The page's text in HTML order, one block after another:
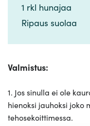
1 rkl hunajaa​​​​‌ ‍ ​‍​‍‌‍ ‌ ​‍‌‍‍‌‌‍‌ ‌‍‍‌‌‍ ‍​‍​‍​ ‍‍​‍​‍‌ ​ ‌‍​‌‌‍ ‍‌‍‍‌‌ ‌​‌ ‍‌​‍ ‍‌‍‍‌‌‍ ​‍​‍​‍ ​​‍​‍‌‍‍​‌ ​‍‌‍‌‌‌‍‌‍​‍​‍​ ‍‍​‍​‍‌‍‍​‌ ‌​‌ ‌​‌ ​​‌ ​ ​ ‍‍​‍ ​‍ ‌‍​ ‌‍ ‌‌ ​ ​‍ ‍‌‍​ ‌‍‌‌‌ ​‍‌ ‌‍‌‍‌‌‌ ​‍‌‍​‌​‍ ‍‌ ​ ‌‍‌‌​‍ ‌ ​​‌ ​‍‌‍ ‌‍‌​‌ ‌‌‌‍​ ‌ ‌​‌‍‍‌‌‍ ‌‍ ‍​‍ ‌‍‍‌‌‍ ‍‌ ‌​‌‍‌‌‌‍ ‍‌ ‌​​‍ ‌‍‌‌‌‍‌​‌‍‍‌‌ ‌​​‍ ‌‍ ‌‌‍ ‌‍‌​‌‍‌‌​ ‌‌ ​​‌ ​‍‌‍‌‌‌ ​ ‌‍‌‌‌‍ ‍‌ ‌​‌‍​‌‌ ‌​‌‍‍‌‌‍ ‌‍ ‍​ ‍ ‌‍‍‌‌‍‌​​ ‌‌‍‍‌​ ​‌​ ‍​‌‍ ‍​‍ ‍​ ‍​​ ‌ ‌‍​‍​ ‌‍​ ‌‍​ ​‍‌‍​‍​ ‍‌​‍ ‌‌‍‌‍‌‍​‌​ ‌​​ ‌ ​‍ ‌​ ‌​​ ‌​‌‍​‍​ ​‌​‍ ‌​ ‍​‌‍​‍‌‍‌‍​ ​‍​‍ ‌​ ​​‌‍​ ​ ‌‍‌‍‌‍​ ‌‌‌‍​‌‌‍​ ‌‍‌​‌‍‌​​ ‍​‌‍‌‍​ ​ ​‍ ‍‌‍‌‍‌‍‍‌​ ‍ ‌ ‌​‌ ‍‌‌ ​​‌‍‌‌​ ‌‌ ​​‌‍​‌‌‍‌ ‌‍‌‌​ ‍ ‌ ​​‌‍​‌‌ ‌​‌‍‍​​ ‌‌‍​‍‌‍ ​‌‍ ‌‍​ ‌‍‍ ‌ ​ ​‍‌‌​ ‌‌‌​​‍‌‌ ‌‍‍ ‌‍‌‌‌ ‍‌​‍‌‌​ ​ ‌​‌​​‍‌‌​ ​ ‌​‌​​‍‌‌​ ​‍​ ​‍​ ‌​‌‍‌‌‌‍​ ​ ‍‌​ ‌​​ ​ ​ ‌‌‌‍‌‍​‍ ‌‌‍​‍​ ‌​​ ‌​‌‍​‌​‍ ‌​ ‌​​ ‌‌‌‍‌‌​ ​‍​‍ ‌​ ‍‌​ ​ ​ ‌​​ ​ ​‍ ‌‌‍​‌​ ‌‌‌‍​‌​ ​ ​ ​‌‌‍​‌​ ‍​‌‍‌​​ ‌ ​ ​​‌‍‌​​ ​ ​‍‌‌​ ​‍​ ​‍​‍‌‌​ ‌‌‌​‌​​‍ ‍‌‍​ ‌‍ ‌‍ ​‌ ‌‌‌‍ ‌‌‍ ‍‌ ​ ​‍‌‌​ ‌‌‌​​‍‌‌ ‌‍‍ ‌‍‌‌‌ ‍‌​‍‌‌​ ​ ‌​‌​​‍‌‌​ ​ ‌​‌​​‍‌‌​ ​‍​ ​‍​ ​​​ ​ ‌‍​‌​ ‌​‌‍‌‍​ ‍​‌‍‌‍‌‍‌‌​ ​​​ ​‍​ ‌‌​ ‌​​‍‌‌​ ​‍​ ​‍​‍‌‌​ ‌‌‌​‌​​‍ ‍‌‍‍‌‌ ‌​‌‍‌‌‌‍ ‌‌ ​ ​‍‌‌​ ‌‌‌​​‍​ ‍​​‍‌‌​ ‌‌‌​‌​​ ‌‍​‍‌‍​‌‌ ​ ‌‍‌‌‌‌‌‌‌ ​‍‌‍ ​​ ‌‌‍‍​‌ ‌​‌ ‌​‌ ​​‌ ​ ​‍‌‌​ ​ ‌​​‌​‍‌‌​ ​‍‌​‌‍​‍‌‌​ ​‍‌​‌‍‌‍​ ‌‍ ‌‌ ​ ​‍ ‍‌‍​ ‌‍‌‌‌ ​‍‌ ‌‍‌‍‌‌‌ ​‍‌‍​‌​‍ ‍‌ ​ ‌‍‌‌​‍‌‍‌‍‍‌‌‍‌​​ ‌‌‍‍‌​ ​‌​ ‍​‌‍ ‍​‍ ‍​ ‍​​ ‌ ‌‍​‍​ ‌‍​ ‌‍​ ​‍‌‍​‍​ ‍‌​‍ ‌‌‍‌‍‌‍​‌​ ‌​​ ‌ ​‍ ‌​ ‌​​ ‌​‌‍​‍​ ​‌​‍ ‌​ ‍​‌‍​‍‌‍‌‍​ ​‍​‍ ‌​ ​​‌‍​ ​ ‌‍‌‍‌‍​ ‌‌‌‍​‌‌‍​ ‌‍‌​‌‍‌​​ ‍​‌‍‌‍​ ​ ​‍ ‍‌‍‌‍‌‍‍‌​‍‌‍‌ ‌​‌ ‍‌‌ ​​‌‍‌‌​ ‌‌ ​​‌‍​‌‌‍‌ ‌‍‌‌​‍‌‍‌ ​​‌‍​‌‌ ‌​‌‍‍​​ ‌‌‍​‍‌‍ ​‌‍ ‌‍​ ‌‍‍ ‌ ​ ​‍‌‌​ ‌‌‌​​‍‌‌ ‌‍‍ ‌‍‌‌‌ ‍‌​‍‌‌​ ​ ‌​‌​​‍‌‌​ ​ ‌​‌​​‍‌‌​ ​‍​ ​‍​ ‌​‌‍‌‌‌‍​ ​ ‍‌​ ‌​​ ​ ​ ‌‌‌‍‌‍​‍ ‌‌‍​‍​ ‌​​ ‌​‌‍​‌​‍ ‌​ ‌​​ ‌‌‌‍‌‌​ ​‍​‍ ‌​ ‍‌​ ​ ​ ‌​​ ​ ​‍ ‌‌‍​‌​ ‌‌‌‍​‌​ ​ ​ ​‌‌‍​‌​ ‍​‌‍‌​​ ‌ ​ ​​‌‍‌​​ ​ ​‍‌‌​ ​‍​ ​‍​‍‌‌​ ‌‌‌​‌​​‍ ‍‌‍​ ‌‍ ‌‍ ​‌ ‌‌‌‍ ‌‌‍ ‍‌ ​ ​‍‌‌​ ‌‌‌​​‍‌‌ ‌‍‍ ‌‍‌‌‌ ‍‌​‍‌‌​ ​ ‌​‌​​‍‌‌​ ​ ‌​‌​​‍‌‌​ ​‍​ ​‍​ ​​​ ​ ‌‍​‌​ ‌​‌‍‌‍​ ‍​‌‍‌‍‌‍‌‌​ ​​​ ​‍​ ‌‌​ ‌​​‍‌‌​ ​‍​ ​‍​‍‌‌​ ‌‌‌​‌​​‍ ‍‌‍‍‌‌ ‌​‌‍‌‌‌‍ ‌‌ ​ ​‍‌‌​ ‌‌‌​​‍​ ‍​​‍‌‌​ ‌‌‌​‌​​‍‌‍‌ ‌ ‌‍ ‌ ​‍‌‍‍ ‌ ​ ‌ ​​‌‍​‌‌‍​ ‌‍‌‌​ ‌‌ ​​‌ ​‍‌‍ ‌‍‌​‌ ‌‌‌‍​ ‌ ‌​‌‍‍‌‌‍ ‌‍ ‍​‍‌‍‌ ​​‌‍‌‌‌ ​‍‌ ​ ‌ ​​‌‍‌‌‌‍​ ‌ ‌​‌‍‍‌‌ ‌‍‌‍‌‌​ ‌‌ ​​‌ ‌‌‌‍​‍‌‍ ​‌‍‍‌‌ ​ ‌‍‍​‌‍‌‌‌‍‌​​‍​‍‌ ‌
Ripaus suolaa​​​​‌ ‍ ​‍​‍‌‍ ‌ ​‍‌‍‍‌‌‍‌ ‌‍‍‌‌‍ ‍​‍​‍​ ‍‍​‍​‍‌ ​ ‌‍​‌‌‍ ‍‌‍‍‌‌ ‌​‌ ‍‌​‍ ‍‌‍‍‌‌‍ ​‍​‍​‍ ​​‍​‍‌‍‍​‌ ​‍‌‍‌‌‌‍‌‍​‍​‍​ ‍‍​‍​‍‌‍‍​‌ ‌​‌ ‌​‌ ​​‌ ​ ​ ‍‍​‍ ​‍ ‌‍​ ‌‍ ‌‌ ​ ​‍ ‍‌‍​ ‌‍‌‌‌ ​‍‌ ‌‍‌‍‌‌‌ ​‍‌‍​‌​‍ ‍‌ ​ ‌‍‌‌​‍ ‌ ​​‌ ​‍‌‍ ‌‍‌​‌ ‌‌‌‍​ ‌ ‌​‌‍‍‌‌‍ ‌‍ ‍​‍ ‌‍‍‌‌‍ ‍‌ ‌​‌‍‌‌‌‍ ‍‌ ‌​​‍ ‌‍‌‌‌‍‌​‌‍‍‌‌ ‌​​‍ ‌‍ ‌‌‍ ‌‍‌​‌‍‌‌​ ‌‌ ​​‌ ​‍‌‍‌‌‌ ​ ‌‍‌‌‌‍ ‍‌ ‌​‌‍​‌‌ ‌​‌‍‍‌‌‍ ‌‍ ‍​ ‍ ‌‍‍‌‌‍‌​​ ‌‌‍‍‌​ ​‌​ ‍​‌‍ ‍​‍ ‍​ ‍​​ ‌ ‌‍​‍​ ‌‍​ ‌‍​ ​‍‌‍​‍​ ‍‌​‍ ‌‌‍‌‍‌‍​‌​ ‌​​ ‌ ​‍ ‌​ ‌​​ ‌​‌‍​‍​ ​‌​‍ ‌​ ‍​‌‍​‍‌‍‌‍​ ​‍​‍ ‌​ ​​‌‍​ ​ ‌‍‌‍‌‍​ ‌‌‌‍​‌‌‍​ ‌‍‌​‌‍‌​​ ‍​‌‍‌‍​ ​ ​‍ ‍‌‍‌‍‌‍‍‌​ ‍ ‌ ‌​‌ ‍‌‌ ​​‌‍‌‌​ ‌‌ ​​‌‍​‌‌‍‌ ‌‍‌‌​ ‍ ‌ ​​‌‍​‌‌ ‌​‌‍‍​​ ‌‌‍​‍‌‍ ​‌‍ ‌‍​ ‌‍‍ ‌ ​ ​‍‌‌​ ‌‌‌​​‍‌‌ ‌‍‍ ‌‍‌‌‌ ‍‌​‍‌‌​ ​ ‌​‌​​‍‌‌​ ​ ‌​‌​​‍‌‌​ ​‍​ ​‍​ ‌​‌‍‌‌‌‍​ ​ ‍‌​ ‌​​ ​ ​ ‌‌‌‍‌‍​‍ ‌‌‍​‍​ ‌​​ ‌​‌‍​‌​‍ ‌​ ‌​​ ‌‌‌‍‌‌​ ​‍​‍ ‌​ ‍‌​ ​ ​ ‌​​ ​ ​‍ ‌‌‍​‌​ ‌‌‌‍​‌​ ​ ​ ​‌‌‍​‌​ ‍​‌‍‌​​ ‌ ​ ​​‌‍‌​​ ​ ​‍‌‌​ ​‍​ ​‍​‍‌‌​ ‌‌‌​‌​​‍ ‍‌‍​ ‌‍ ‌‍ ​‌ ‌‌‌‍ ‌‌‍ ‍‌ ​ ​‍‌‌​ ‌‌‌​​‍‌‌ ‌‍‍ ‌‍‌‌‌ ‍‌​‍‌‌​ ​ ‌​‌​​‍‌‌​ ​ ‌​‌​​‍‌‌​ ​‍​ ​‍​ ​​​ ​ ‌‍​‌​ ‌​‌‍‌‍​ ‍​‌‍‌‍‌‍‌‌​ ​​​ ​‍​ ‌‌​ ‌​​‍‌‌​ ​‍​ ​‍​‍‌‌​ ‌‌‌​‌​​‍ ‍‌‍‍‌‌ ‌​‌‍‌‌‌‍ ‌‌ ​ ​‍‌‌​ ‌‌‌​​‍​ ‍‌​‍‌‌​ ‌‌‌​‌​​ ‌‍​‍‌‍​‌‌ ​ ‌‍‌‌‌‌‌‌‌ ​‍‌‍ ​​ ‌‌‍‍​‌ ‌​‌ ‌​‌ ​​‌ ​ ​‍‌‌​ ​ ‌​​‌​‍‌‌​ ​‍‌​‌‍​‍‌‌​ ​‍‌​‌‍‌‍​ ‌‍ ‌‌ ​ ​‍ ‍‌‍​ ‌‍‌‌‌ ​‍‌ ‌‍‌‍‌‌‌ ​‍‌‍​‌​‍ ‍‌ ​ ‌‍‌‌​‍‌‍‌‍‍‌‌‍‌​​ ‌‌‍‍‌​ ​‌​ ‍​‌‍ ‍​‍ ‍​ ‍​​ ‌ ‌‍​‍​ ‌‍​ ‌‍​ ​‍‌‍​‍​ ‍‌​‍ ‌‌‍‌‍‌‍​‌​ ‌​​ ‌ ​‍ ‌​ ‌​​ ‌​‌‍​‍​ ​‌​‍ ‌​ ‍​‌‍​‍‌‍‌‍​ ​‍​‍ ‌​ ​​‌‍​ ​ ‌‍‌‍‌‍​ ‌‌‌‍​‌‌‍​ ‌‍‌​‌‍‌​​ ‍​‌‍‌‍​ ​ ​‍ ‍‌‍‌‍‌‍‍‌​‍‌‍‌ ‌​‌ ‍‌‌ ​​‌‍‌‌​ ‌‌ ​​‌‍​‌‌‍‌ ‌‍‌‌​‍‌‍‌ ​​‌‍​‌‌ ‌​‌‍‍​​ ‌‌‍​‍‌‍ ​‌‍ ‌‍​ ‌‍‍ ‌ ​ ​‍‌‌​ ‌‌‌​​‍‌‌ ‌‍‍ ‌‍‌‌‌ ‍‌​‍‌‌​ ​ ‌​‌​​‍‌‌​ ​ ‌​‌​​‍‌‌​ ​‍​ ​‍​ ‌​‌‍‌‌‌‍​ ​ ‍‌​ ‌​​ ​ ​ ‌‌‌‍‌‍​‍ ‌‌‍​‍​ ‌​​ ‌​‌‍​‌​‍ ‌​ ‌​​ ‌‌‌‍‌‌​ ​‍​‍ ‌​ ‍‌​ ​ ​ ‌​​ ​ ​‍ ‌‌‍​‌​ ‌‌‌‍​‌​ ​ ​ ​‌‌‍​‌​ ‍​‌‍‌​​ ‌ ​ ​​‌‍‌​​ ​ ​‍‌‌​ ​‍​ ​‍​‍‌‌​ ‌‌‌​‌​​‍ ‍‌‍​ ‌‍ ‌‍ ​‌ ‌‌‌‍ ‌‌‍ ‍‌ ​ ​‍‌‌​ ‌‌‌​​‍‌‌ ‌‍‍ ‌‍‌‌‌ ‍‌​‍‌‌​ ​ ‌​‌​​‍‌‌​ ​ ‌​‌​​‍‌‌​ ​‍​ ​‍​ ​​​ ​ ‌‍​‌​ ‌​‌‍‌‍​ ‍​‌‍‌‍‌‍‌‌​ ​​​ ​‍​ ‌‌​ ‌​​‍‌‌​ ​‍​ ​‍​‍‌‌​ ‌‌‌​‌​​‍ ‍‌‍‍‌‌ ‌​‌‍‌‌‌‍ ‌‌ ​ ​‍‌‌​ ‌‌‌​​‍​ ‍‌​‍‌‌​ ‌‌‌​‌​​‍‌‍‌ ‌ ‌‍ ‌ ​‍‌‍‍ ‌ ​ ‌ ​​‌‍​‌‌‍​ ‌‍‌‌​ ‌‌ ​​‌ ​‍‌‍ ‌‍‌​‌ ‌‌‌‍​ ‌ ‌​‌‍‍‌‌‍ ‌‍ ‍​‍‌‍‌ ​​‌‍‌‌‌ ​‍‌ ​ ‌ ​​‌‍‌‌‌‍​ ‌ ‌​‌‍‍‌‌ ‌‍‌‍‌‌​ ‌‌ ​​‌ ‌‌‌‍​‍‌‍ ​‌‍‍‌‌ ​ ‌‍‍​‌‍‌‌‌‍‌​​‍​‍‌ ‌
Valmistus:
1. Jos sinulla ei ole
hienoksi jauhoksi joko
tehosekoittimessa.